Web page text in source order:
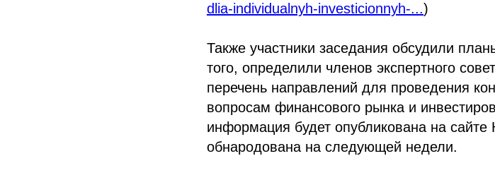
dlia-individualnyh-investicionnyh-...)
Также участники заседания обсудили
того, определили членов экспертного
перечень направлений для проведения
вопросам финансового рынка и
информация будет опубликована на сайте
обнародована на следующей недели.